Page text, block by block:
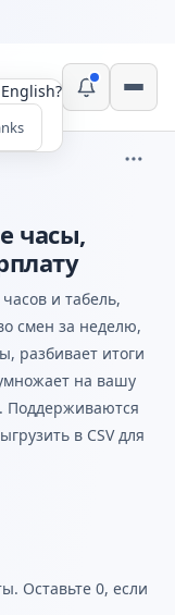
часы,
и табель,
смен за неделю,
разбивает итоги
на вашу
Поддерживаются
в CSV для
Оставьте 0, если